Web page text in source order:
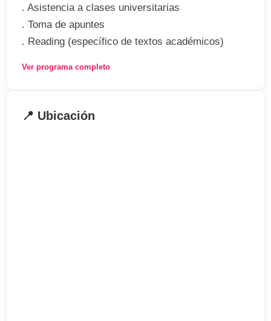
. Asistencia a clases universitarias
. Toma de apuntes
. Reading (específico de textos académicos)
. Presentaciones orales en contextos académicos
. Citas
Ver programa completo
📍 Ubicación